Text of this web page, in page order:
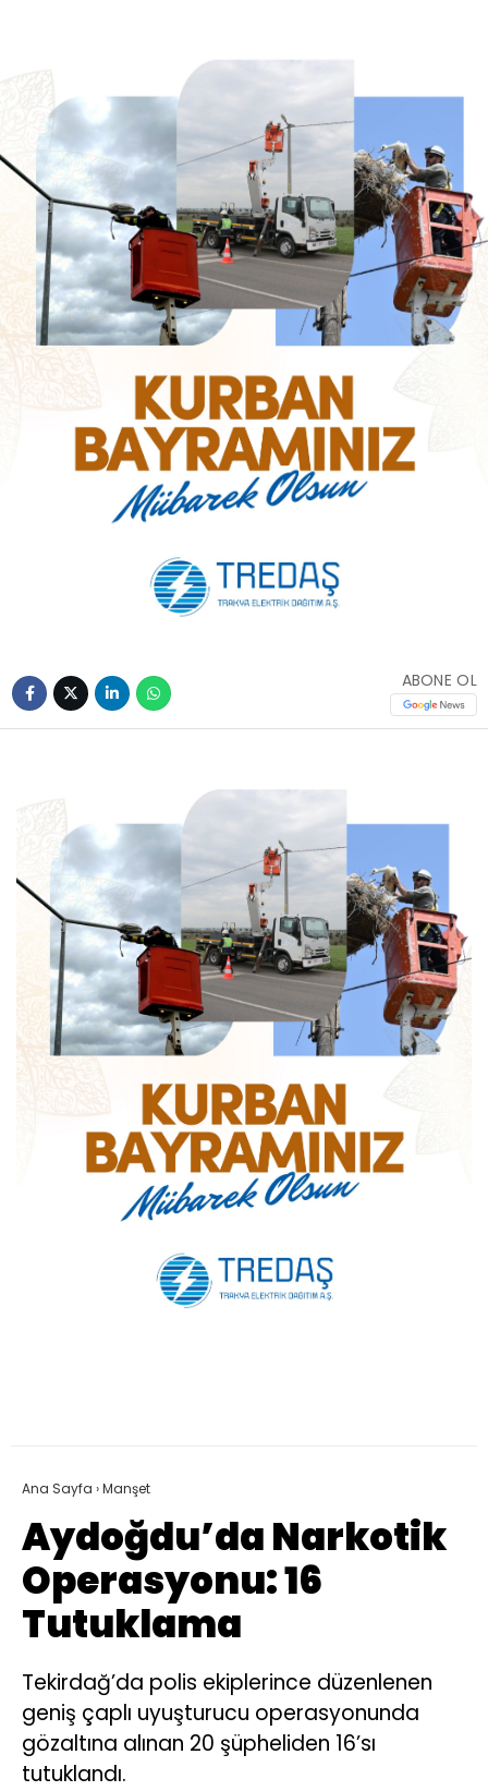
ABONE OL
Ana Sayfa ›Manşet
Aydoğdu’da Narkotik
Operasyonu: 16
Tutuklama
Tekirdağ’da polis ekiplerince düzenlenen
geniş çaplı uyuşturucu operasyonunda
gözaltına alınan 20 şüpheliden 16’sı
tutuklandı.